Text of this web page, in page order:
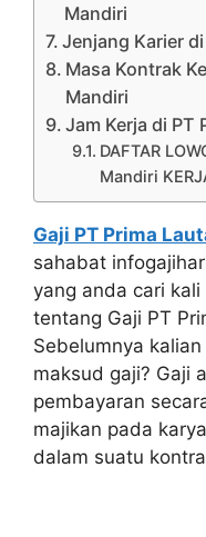
Mandiri
Jenjang Karier
Masa Kontrak
Mandiri
Jam Kerja di PT
DAFTAR
Mandiri
Gaji PT Prima
sahabat
yang anda cari
tentang Gaji PT
Sebelumnya
maksud gaji? Gaji
pembayaran
majikan pada
dalam suatu